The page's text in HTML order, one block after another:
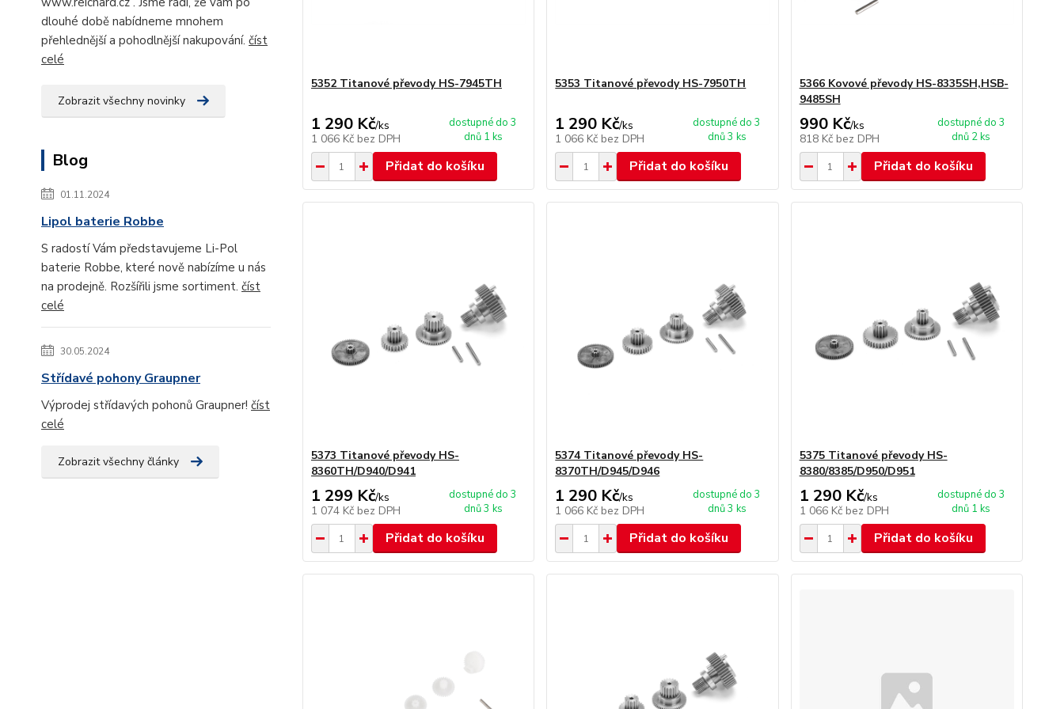
dlouhé době nabídneme mnohem
přehlednější a pohodlnější nakupování. číst
celé
Zobrazit všechny novinky
Blog
01.11.2024
Lipol baterie Robbe
S radostí Vám představujeme Li-Pol
baterie Robbe, které nově nabízíme u nás
na prodejně. Rozšířili jsme sortiment. číst
celé
30.05.2024
Střídavé pohony Graupner
Výprodej střídavých pohonů Graupner! číst
celé
Zobrazit všechny články
5352 Titanové převody HS-7945TH
1 290 Kč/ks
1 066 Kč bez DPH
dostupné do 3
dnů 1 ks
Přidat do košíku
5353 Titanové převody HS-7950TH
1 290 Kč/ks
1 066 Kč bez DPH
dostupné do 3
dnů 3 ks
Přidat do košíku
5366 Kovové převody HS-8335SH,HSB-
9485SH
990 Kč/ks
818 Kč bez DPH
dostupné do 3
dnů 2 ks
Přidat do košíku
5373 Titanové převody HS-
8360TH/D940/D941
1 299 Kč/ks
1 074 Kč bez DPH
dostupné do 3
dnů 3 ks
Přidat do košíku
5374 Titanové převody HS-
8370TH/D945/D946
1 290 Kč/ks
1 066 Kč bez DPH
dostupné do 3
dnů 3 ks
Přidat do košíku
5375 Titanové převody HS-
8380/8385/D950/D951
1 290 Kč/ks
1 066 Kč bez DPH
dostupné do 3
dnů 1 ks
Přidat do košíku